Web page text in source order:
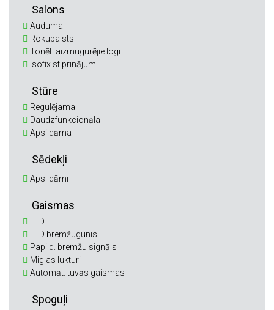
Salons
Auduma
Rokubalsts
Tonēti aizmugurējie logi
Isofix stiprinājumi
Stūre
Regulējama
Daudzfunkcionāla
Apsildāma
Sēdekļi
Apsildāmi
Gaismas
LED
LED bremžugunis
Papild. bremžu signāls
Miglas lukturi
Automāt. tuvās gaismas
Spoguļi